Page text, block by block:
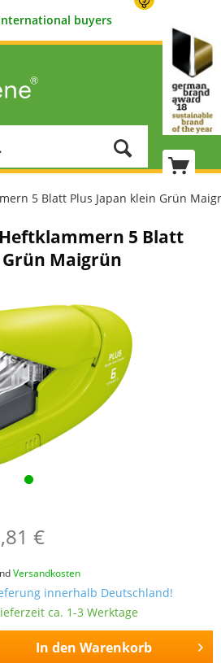
buyers
5 Blatt Plus Japan klein Grün
5 Blatt
Grün Maigrün
€
Versandkosten
innerhalb Deutschland!
ca. 1-3 Werktage
In den Warenkorb